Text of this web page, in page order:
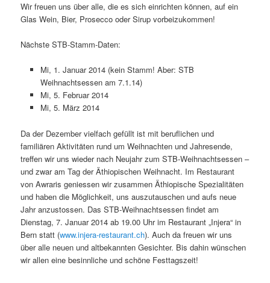
Wir freuen uns über alle, die es sich einrichten können, auf ein
Glas Wein, Bier, Prosecco oder Sirup vorbeizukommen!
Nächste STB-Stamm-Daten:
Mi, 1. Januar 2014 (kein Stamm! Aber: STB
Weihnachtsessen am 7.1.14)
Mi, 5. Februar 2014
Mi, 5. März 2014
Da der Dezember vielfach gefüllt ist mit beruflichen und
familiären Aktivitäten rund um Weihnachten und Jahresende,
treffen wir uns wieder nach Neujahr zum STB-Weihnachtsessen –
und zwar am Tag der Äthiopischen Weihnacht. Im Restaurant
von Awraris geniessen wir zusammen Äthiopische Spezialitäten
und haben die Möglichkeit, uns auszutauschen und aufs neue
Jahr anzustossen. Das STB-Weihnachtsessen findet am
Dienstag, 7. Januar 2014 ab 19.00 Uhr im Restaurant „Injera“ in
Bern statt (www.injera-restaurant.ch). Auch da freuen wir uns
über alle neuen und altbekannten Gesichter. Bis dahin wünschen
wir allen eine besinnliche und schöne Festtagszeit!